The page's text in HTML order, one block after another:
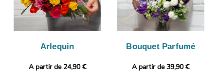
Arlequin
A partir de 24,90 €
Bouquet Parfumé
A partir de 39,90 €